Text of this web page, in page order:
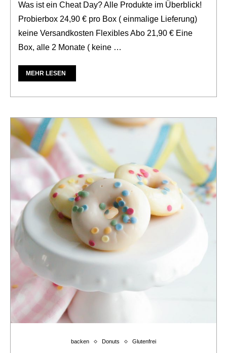
Was ist ein Cheat Day? Alle Produkte im Überblick!
Probierbox 24,90 € pro Box ( einmalige Lieferung)
keine Versandkosten Flexibles Abo 21,90 € Eine
Box, alle 2 Monate ( keine …
MEHR LESEN
backen Donuts Glutenfrei